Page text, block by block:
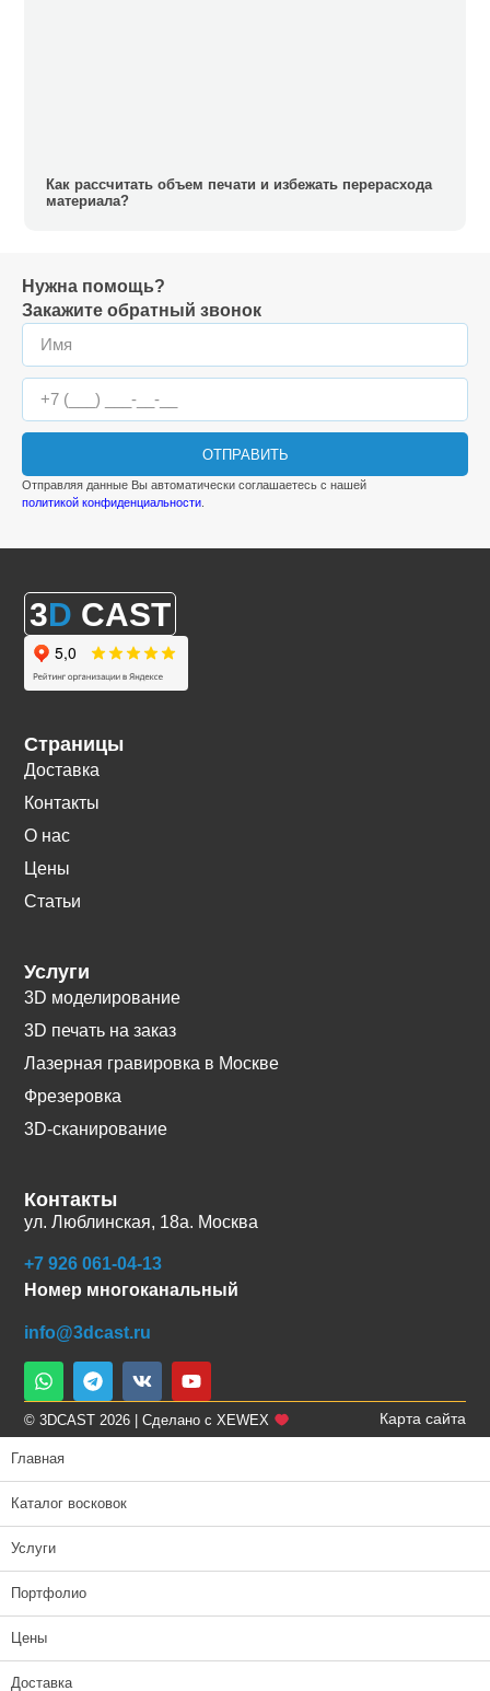
Как рассчитать объем печати и избежать перерасхода
материала?
Нужна помощь?
Закажите обратный звонок
ОТПРАВИТЬ
Отправляя данные Вы автоматически соглашаетесь с нашей
политикой конфиденциальности
3D CAST
Страницы
Доставка
Контакты
О нас
Цены
Статьи
Услуги
3D моделирование
3D печать на заказ
Лазерная гравировка в Москве
Фрезеровка
3D-сканирование
Контакты
ул. Люблинская, 18а. Москва
+7 926 061-04-13
Номер многоканальный
info@3dcast.ru
© 3DCAST 2026 | Сделано с XEWEX Карта сайта
Главная
Каталог восковок
Услуги
Портфолио
Цены
Доставка